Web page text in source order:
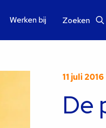
Werken bij Zoeken
11 juli 2016
De